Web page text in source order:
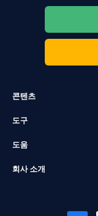
콘텐츠
도구
도움
회사 소개